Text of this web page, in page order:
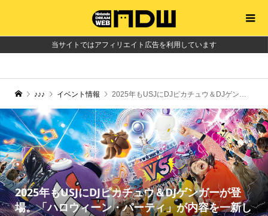
当サイトではアフィリエイト広告を利用しています
♪♪♪ イベント情報 2025年もUSJにDJピカチュウ＆DJゲンガーが登場。「ハロウィーン・パーティ」が内容を一新して9月4日（木）から開催！
2025年もUSJにDJピカチュウ＆DJゲンガーが登
場。「ハロウィーン・パーティ」が内容を一新し